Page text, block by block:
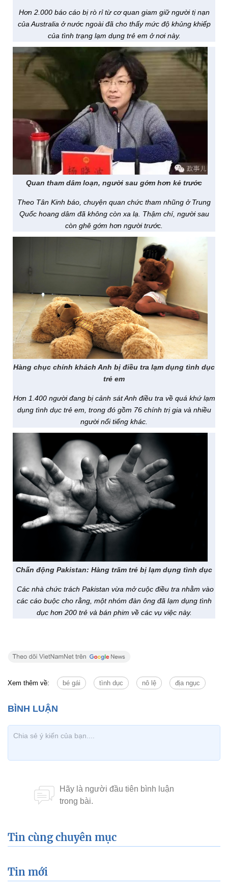
Hơn 2.000 báo cáo bị rò rỉ từ cơ quan giam giữ người tị nạn
của Australia ở nước ngoài đã cho thấy mức độ khủng khiếp
của tình trạng lạm dụng trẻ em ở nơi này.
Quan tham dâm loạn, người sau gớm hơn kẻ trước
Theo Tân Kinh báo, chuyện quan chức tham nhũng ở Trung
Quốc hoang dâm đã không còn xa lạ. Thậm chí, người sau
còn ghê gớm hơn người trước.
Hàng chục chính khách Anh bị điều tra lạm dụng tình dục
trẻ em
Hơn 1.400 người đang bị cảnh sát Anh điều tra về quá khứ lạm
dụng tình dục trẻ em, trong đó gồm 76 chính trị gia và nhiều
người nổi tiếng khác.
Chấn động Pakistan: Hàng trăm trẻ bị lạm dụng tình dục
Các nhà chức trách Pakistan vừa mở cuộc điều tra nhằm vào
các cáo buộc cho rằng, một nhóm đàn ông đã lạm dụng tình
dục hơn 200 trẻ và bán phim về các vụ việc này.
Xem thêm về: bé gái tình dục nô lệ địa ngục
Tin cùng chuyên mục
Tin mới